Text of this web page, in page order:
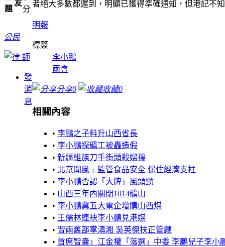
題
友
分
公民
發
消
息
者絕大多數都遲到，明顯已獲得準確通知，但港記不
明報
標簽
李小鵬
兩會
分享0 收藏0
相關內容
• 李鵬之子料升山西省長
• 李小鵬探礦工被轟造假
• 新疆維族刀手街頭殺婦孺
• 北京聞風﹕監管食品安全 保住經濟支柱
• 李小鵬否認「大牌」風頭勁
• 山西三年內關閉1014礦山
• 李小鵬冀五大電企增購山西煤
• 王儒林連袂李小鵬見港媒
• 習兩舊部掌滇湘 吳英傑扶正管藏
• 首席智囊」江金權「落選」中委 李鵬兒子李小